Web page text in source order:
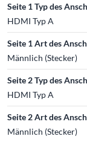
Seite 1 Typ des
HDMI Typ A
Seite 1 Art des
Männlich (Stecker)
Seite 2 Typ des
HDMI Typ A
Seite 2 Art des
Männlich (Stecker)